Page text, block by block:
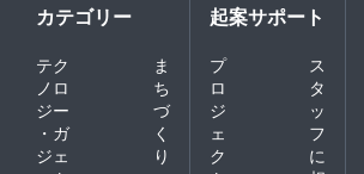
カテゴリー
テク
ノロ
ジー
・ガ
ジェ
ま
ち
づ
く
り
起案サポート
プ
ロ
ジ
ェ
ク
ス
タ
ッ
フ
に